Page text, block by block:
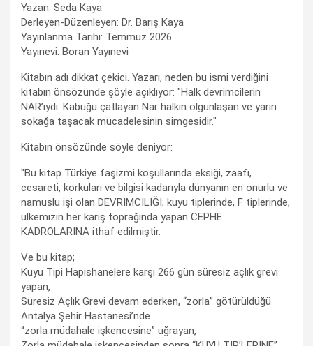
Yazan: Seda Kaya
Derleyen-Düzenleyen: Dr. Barış Kaya
Yayınlanma Tarihi: Temmuz 2026
Yayınevi: Boran Yayınevi
Kitabın adı dikkat çekici. Yazarı, neden bu ismi verdiğini
kitabın önsözünde şöyle açıklıyor: "Halk devrimcilerin
NAR’ıydı. Kabuğu çatlayan Nar halkın olgunlaşan ve yarın
sokağa taşacak mücadelesinin simgesidir."
Kitabın önsözünde söyle deniyor:
"Bu kitap Türkiye faşizmi koşullarında eksiği, zaafı,
cesareti, korkuları ve bilgisi kadarıyla dünyanın en onurlu ve
namuslu işi olan DEVRİMCİLİĞİ; kuyu tiplerinde, F tiplerinde,
ülkemizin her karış toprağında yapan CEPHE
KADROLARINA ithaf edilmiştir.
Ve bu kitap;
Kuyu Tipi Hapishanelere karşı 266 gün süresiz açlık grevi
yapan,
Süresiz Açlık Grevi devam ederken, “zorla” götürüldüğü
Antalya Şehir Hastanesi’nde
“zorla müdahale işkencesine” uğrayan,